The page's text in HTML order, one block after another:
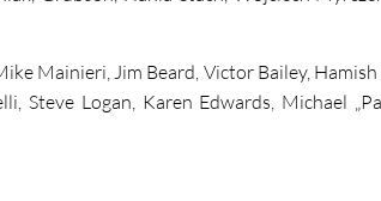
Mainieri, Jim Beard, Victor Bailey,
Steve Logan, Karen Edwards, Michael